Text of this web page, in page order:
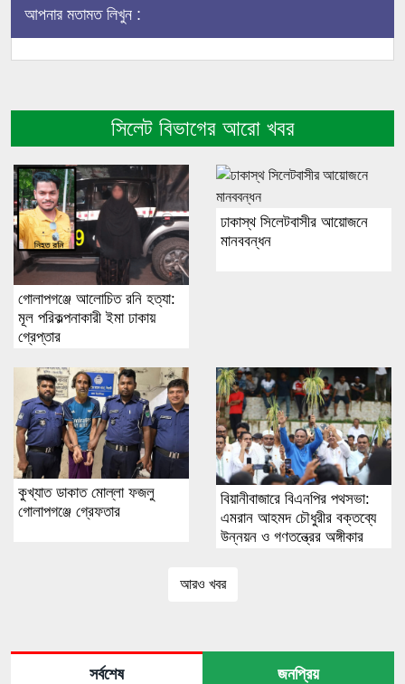
আপনার মতামত লিখুন :
সিলেট বিভাগের আরো খবর
গোলাপগঞ্জে আলোচিত রনি হত্যা:
মূল পরিকল্পনাকারী ইমা ঢাকায়
গ্রেপ্তার
ঢাকাস্থ সিলেটবাসীর আয়োজনে
মানববন্ধন
কুখ্যাত ডাকাত মোল্লা ফজলু
গোলাপগঞ্জে গ্রেফতার
বিয়ানীবাজারে বিএনপির পথসভা:
এমরান আহমদ চৌধুরীর বক্তব্যে
উন্নয়ন ও গণতন্ত্রের অঙ্গীকার
আরও খবর
সর্বশেষ জনপ্রিয়